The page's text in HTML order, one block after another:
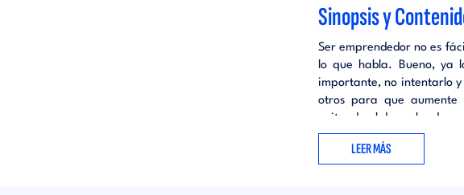
Sinopsis y
Ser emprendedor no es
lo que habla. Bueno, ya
importante, no intentarlo
otros para que aumente
evitando el derroche de
con los deportistas de
continuamente al
LEER MÁS